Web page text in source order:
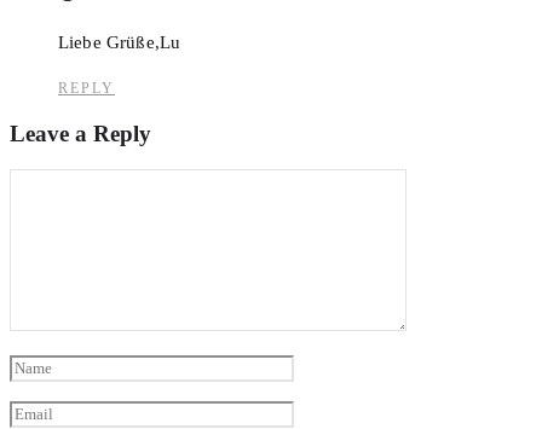
Liebe Grüße,Lu
REPLY
Leave a Reply